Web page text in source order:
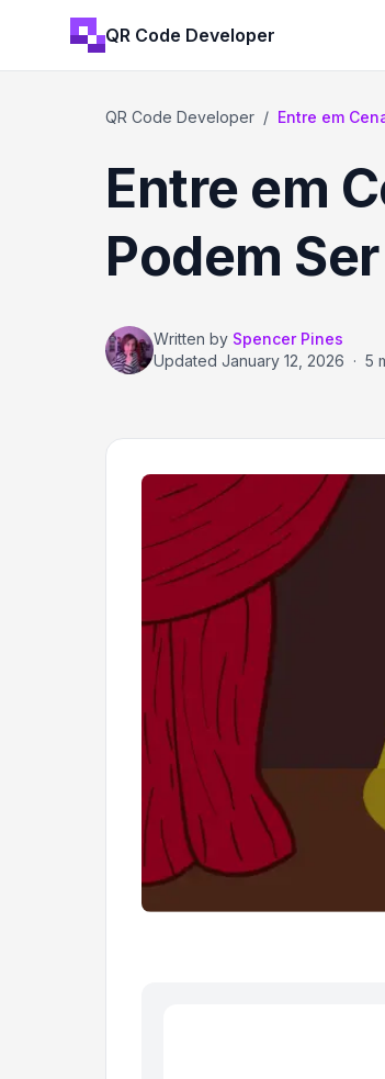
QR Code Developer
QR Code Developer / Entre em
Entre em
Podem
Written by Spencer Pines
Updated January 12, 2026 · 5